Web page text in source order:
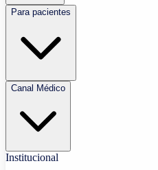
Para pacientes
Canal Médico
Institucional